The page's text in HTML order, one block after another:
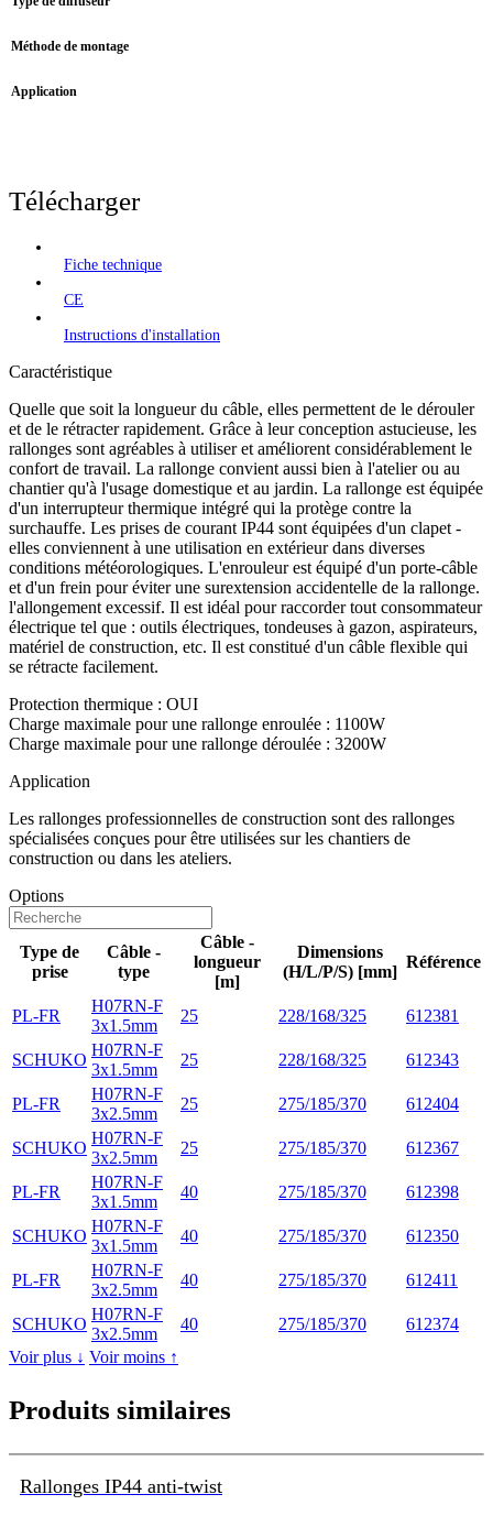
Méthode de montage
Application
Télécharger
Fiche technique
CE
Instructions d'installation
Caractéristique
Quelle que soit la longueur du câble, elles permettent de le dérouler
et de le rétracter rapidement. Grâce à leur conception astucieuse, les
rallonges sont agréables à utiliser et améliorent considérablement le
confort de travail. La rallonge convient aussi bien à l'atelier ou au
chantier qu'à l'usage domestique et au jardin. La rallonge est équipée
d'un interrupteur thermique intégré qui la protège contre la
surchauffe. Les prises de courant IP44 sont équipées d'un clapet -
elles conviennent à une utilisation en extérieur dans diverses
conditions météorologiques. L'enrouleur est équipé d'un porte-câble
et d'un frein pour éviter une surextension accidentelle de la rallonge.
l'allongement excessif. Il est idéal pour raccorder tout consommateur
électrique tel que : outils électriques, tondeuses à gazon, aspirateurs,
matériel de construction, etc. Il est constitué d'un câble flexible qui
se rétracte facilement.
Protection thermique : OUI
Charge maximale pour une rallonge enroulée : 1100W
Charge maximale pour une rallonge déroulée : 3200W
Application
Les rallonges professionnelles de construction sont des rallonges
spécialisées conçues pour être utilisées sur les chantiers de
construction ou dans les ateliers.
Options
Type de
prise
Câble -
type
Câble -
longueur
[m]
Dimensions
(H/L/P/S) [mm]
Référence
PL-FR
H07RN-F
3x1.5mm
25 228/168/325 612381
SCHUKO
H07RN-F
3x1.5mm
25 228/168/325 612343
PL-FR
H07RN-F
3x2.5mm
25 275/185/370 612404
SCHUKO
H07RN-F
3x2.5mm
25 275/185/370 612367
PL-FR
H07RN-F
3x1.5mm
40 275/185/370 612398
SCHUKO
H07RN-F
3x1.5mm
40 275/185/370 612350
PL-FR
H07RN-F
3x2.5mm
40 275/185/370 612411
SCHUKO
H07RN-F
3x2.5mm
40 275/185/370
612374
Voir plus ↓ Voir moins ↑
Produits similaires
Rallonges IP44 anti-twist